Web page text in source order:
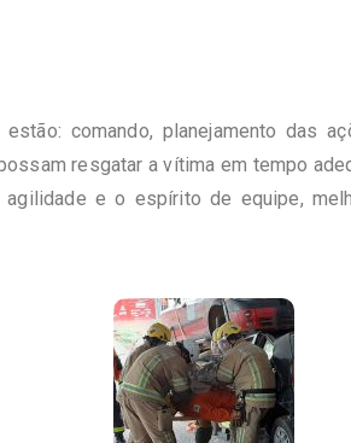
comando, planejamento das
resgatar a vítima em tempo
e o espírito de equipe,